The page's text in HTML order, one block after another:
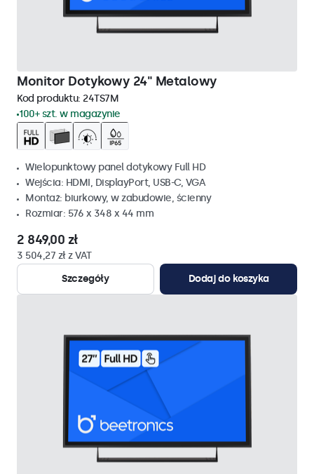
Monitor Dotykowy 24" Metalowy
Kod produktu: 24TS7M
100+ szt. w magazynie
Wielopunktowy panel dotykowy Full HD
Wejścia: HDMI, DisplayPort, USB-C, VGA
Montaż: biurkowy, w zabudowie, ścienny
Rozmiar: 576 x 348 x 44 mm
2 849,00 zł
3 504,27 zł z VAT
Szczegóły
Dodaj do koszyka